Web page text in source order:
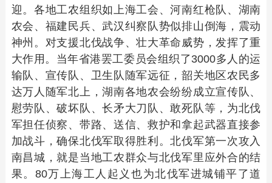
迎。各地工农组织如上海工会、河南红枪队、湖南
农会、福建民兵、武汉纠察队势似排山倒海，震动
神州。对支援北伐战争、壮大革命威势，发挥了重
大作用。当年省港罢工委员会组织了3000多人的运
输队、宣传队、卫生队随军远征，韶关地区农民多
达万人随军北上，湖南各地农会纷纷成立宣传队、
慰劳队、破坏队、长矛大刀队、敢死队等，为北伐
军担任侦察、带路、送信、救护和拿起武器直接参
加战斗，确保北伐军取得胜利。北伐军第一次攻入
南昌城，就是当地工农群众与北伐军里应外合的结
果。80万上海工人起义也为北伐军进城铺平了道